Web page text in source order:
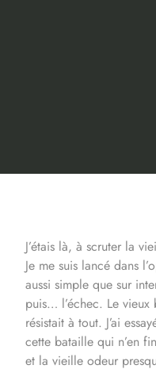
J’étais là, à scruter la
Je me suis lancé dans
aussi simple que sur
puis… l’échec. Le
résistait à tout. J’ai
cette bataille qui n’en
et la vieille odeur